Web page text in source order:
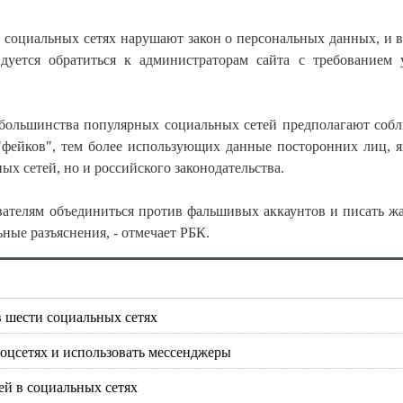
сетях нарушают закон о персональных данных, и
обратиться к администраторам сайта с требованием
популярных социальных сетей предполагают
тем более использующих данные посторонних лиц,
сетей, но и российского законодательства.
объединиться против фальшивых аккаунтов и писать
разъяснения, - отмечает РБК.
шести социальных сетях
и использовать мессенджеры
в социальных сетях